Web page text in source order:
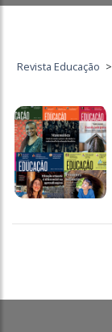
Revista Educação >